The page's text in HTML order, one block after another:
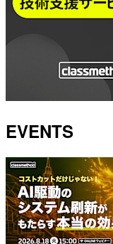
EVENTS